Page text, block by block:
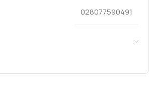
028077590491